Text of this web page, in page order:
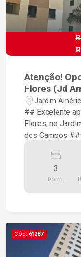
Atenção!
Flores (Jd
/ 2 vagas
Jardim
## Excelente
Flores, no
dos Campos
demais
quartos com
qualidade,
financiamento
casa com
tenha fácil
3
Dorm.
Cód. 61287